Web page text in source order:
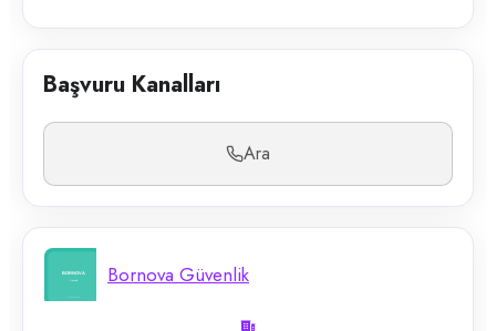
Başvuru Kanalları
Ara
Bornova Güvenlik